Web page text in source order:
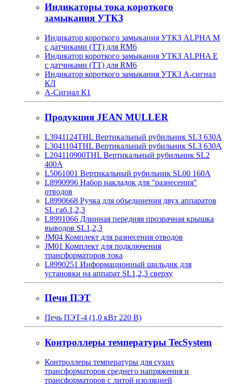
Индикаторы тока короткого
замыкания УТКЗ
Индикатор короткого замыкания УТКЗ ALPHA M
с датчиками (ТТ) для RM6
Индикатор короткого замыкания УТКЗ ALPHA E
с датчиками (ТТ) для RM6
Индикатор короткого замыкания УТКЗ А-сигнал
КЛ
А-Сигнал К1
Продукция JEAN MULLER
L3941124THL Вертикальный рубильник SL3 630А
L3041104THL Вертикальный рубильник SL3 630А
L204110900THL Вертикальный рубильник SL2
400А
L5061001 Вертикальный рубильник SL00 160А
L8990996 Набор накладок для "разнесения"
отводов
L8990668 Ручка для объединения двух аппаратов
SL габ.1,2,3
L8991066 Длинная передняя прозрачная крышка
выводов SL1,2,3
JM04 Комплект для разнесения отводов
JM01 Комплект для подключения
трансформаторов тока
L8990251 Информационный шильдик для
установки на аппарат SL1,2,3 сверху
Печи ПЭТ
Печь ПЭТ-4 (1,0 кВт 220 В)
Контроллеры температуры TecSystem
Контроллеры температуры для сухих
трансформаторов среднего напряжения и
трансформаторов с литой изоляцией